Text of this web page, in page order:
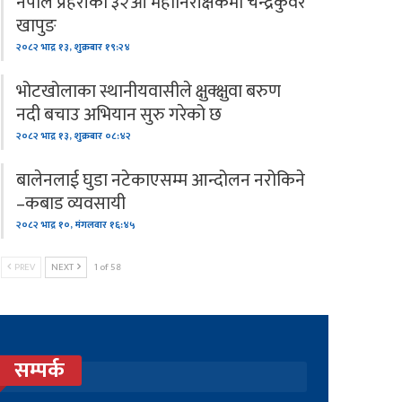
खापुङ
२०८२ भाद्र १३, शुक्रबार १९:२४
भोटखोलाका स्थानीयवासीले क्षुक्क्षुवा बरुण
नदी बचाउ अभियान सुरु गरेको छ
२०८२ भाद्र १३, शुक्रबार ०८:४२
बालेनलाई घुडा नटेकाएसम्म आन्दोलन नरोकिने
–कबाड व्यवसायी
२०८२ भाद्र १०, मंगलवार १६:४५
PREV NEXT 1 of 58
सम्पर्क